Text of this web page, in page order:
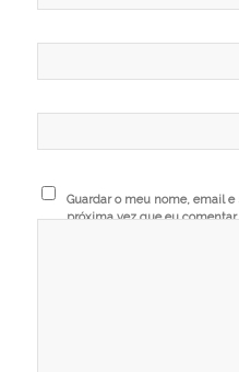
Guardar o meu nome, email
próxima vez que eu comentar.